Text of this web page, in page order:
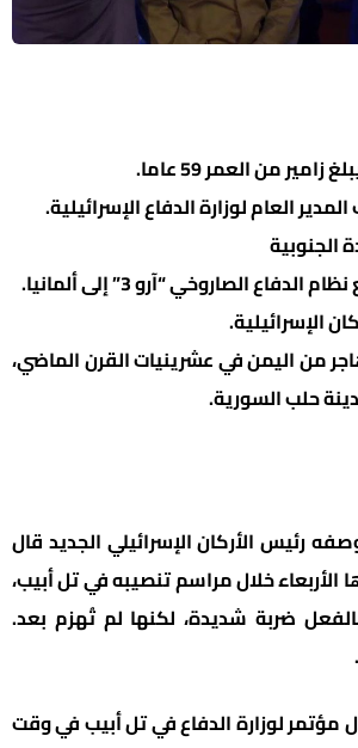
من العمر 59 عاما.
العام لوزارة الدفاع الإسرائيلية.
الصاروخي “آرو 3” إلى ألمانيا.
من اليمن في عشرينيات القرن الماضي،
حلب السورية.
رئيس الأركان الإسرائيلي الجديد قال
الأربعاء خلال مراسم تنصيبه في تل أبيب،
ضربة شديدة، لكنها لم تُهزم بعد.
مؤتمر لوزارة الدفاع في تل أبيب في وقت